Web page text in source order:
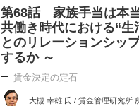
第68話 家族手当は本
共働き時代における“生
とのリレーションシッ
するか ～
賃金決定の定石
大槻 幸雄 氏 / 賃金管理研究所